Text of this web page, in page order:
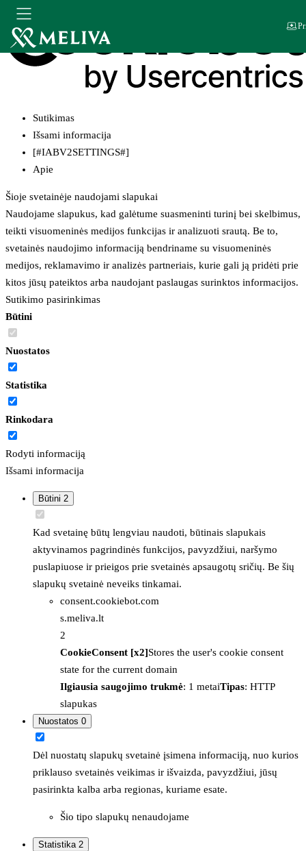
Sutikimas
Išsami informacija
[#IABV2SETTINGS#]
Apie
Šioje svetainėje naudojami slapukai
Naudojame slapukus, kad galėtume suasmeninti turinį bei skelbimus,
teikti visuomeninės medijos funkcijas ir analizuoti srautą. Be to,
svetainės naudojimo informaciją bendriname su visuomeninės
medijos, reklamavimo ir analizės partneriais, kurie gali ją pridėti prie
kitos jūsų pateiktos arba naudojant paslaugas surinktos informacijos.
Sutikimo pasirinkimas
Būtini
Nuostatos
Statistika
Rinkodara
Rodyti informaciją
Išsami informacija
Būtini 2
Kad svetainę būtų lengviau naudoti, būtinais slapukais
aktyvinamos pagrindinės funkcijos, pavyzdžiui, naršymo
puslapiuose ir prieigos prie svetainės apsaugotų sričių. Be šių
slapukų svetainė neveiks tinkamai.
consent.cookiebot.com
s.meliva.lt
2
CookieConsent [x2]Stores the user's cookie consent
state for the current domain
Ilgiausia saugojimo trukmė: 1 metaiTipas: HTTP
slapukas
Nuostatos 0
Dėl nuostatų slapukų svetainė įsimena informaciją, nuo kurios
priklauso svetainės veikimas ir išvaizda, pavyzdžiui, jūsų
pasirinkta kalba arba regionas, kuriame esate.
Šio tipo slapukų nenaudojame
Statistika 2